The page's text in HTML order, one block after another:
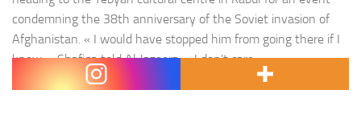
condemning the 38th anniversary of the Soviet invasion of
Afghanistan. « I would have stopped him from going there if I
knew, » Shafiqa told Al Jazeera. « I don’t care
about condemning…